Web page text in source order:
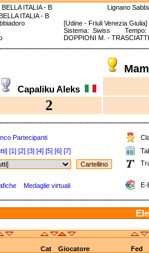
ITALIA - B
Lignano
BELLA ITALIA - B
[Udine - Friuli Venezia Giulia]
Sistema: Swiss Tempo:
DOPPIONI M. -
Capaliku Aleks
2
Partecipanti
[1] [2] [3] [4] [5] [6] [7]
Medaglie virtuali E-
Cat Giocatore
Fed